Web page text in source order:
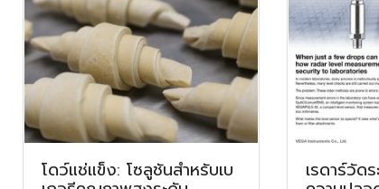
โดว์แช่แข็ง: โซลูชันสำหรับเบ เรดาร์วัด